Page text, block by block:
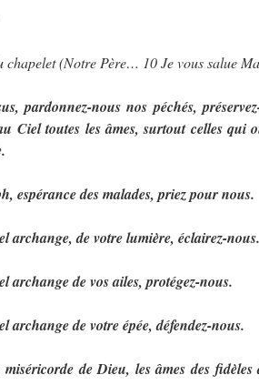
chapelet (Notre Père… 10 Je vous salue
pardonnez-nous nos péchés,
Ciel toutes les âmes, surtout celles qui
espérance des malades, priez pour nous.
archange, de votre lumière, éclairez-nous.
archange de vos ailes, protégez-nous.
archange de votre épée, défendez-nous.
de Dieu, les âmes des